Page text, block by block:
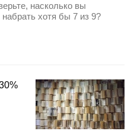
насколько вы
хотя бы 7 из 9?